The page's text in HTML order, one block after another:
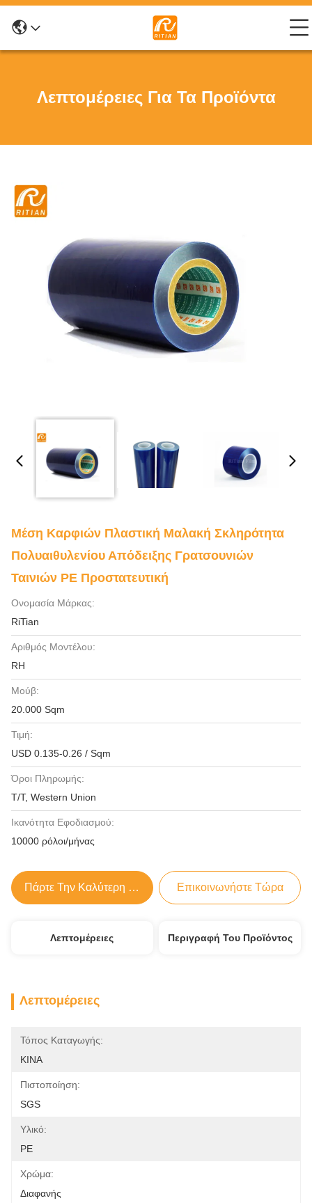
Λεπτομέρειες Για Τα Προϊόντα
Μέση Καρφιών Πλαστική Μαλακή Σκληρότητα
Πολυαιθυλενίου Απόδειξης Γρατσουνιών
Ταινιών PE Προστατευτική
Ονομασία Μάρκας:
RiTian
Αριθμός Μοντέλου:
RH
Μούβ:
20.000 Sqm
Τιμή:
USD 0.135-0.26 / Sqm
Όροι Πληρωμής:
T/T, Western Union
Ικανότητα Εφοδιασμού:
10000 ρόλοι/μήνας
Πάρτε Την Καλύτερη Τιμή Επικοινωνήστε Τώρα
Λεπτομέρειες Περιγραφή Του Προϊόντος
Λεπτομέρειες
Τόπος Καταγωγής:
ΚΙΝΑ
Πιστοποίηση:
SGS
Υλικό:
PE
Χρώμα:
Διαφανής